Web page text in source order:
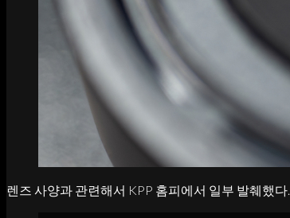
렌즈 사양과 관련해서 KPP 홈피에서 일부 발췌했다.